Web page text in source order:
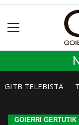
GITB TELEBISTA
GOIERRI GERTUTIK